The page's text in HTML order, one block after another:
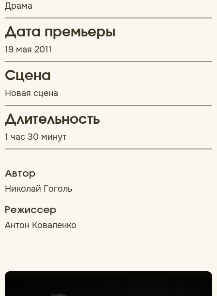
Драма
Дата премьеры
19 мая 2011
Сцена
Новая сцена
Длительность
1 час 30 минут
Автор
Николай Гоголь
Режиссер
Антон Коваленко